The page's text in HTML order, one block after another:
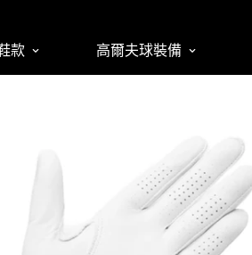
款 高爾夫球裝備